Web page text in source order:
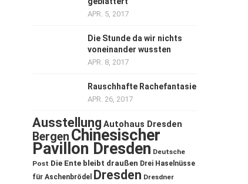
APR. 5, 2017
Die Stunde da wir nichts
voneinander wussten
APR. 8, 2017
Rauschhafte Rachefantasie
APR. 26, 2017
Ausstellung Autohaus Dresden
Bergen Chinesischer
Pavillon Dresden Deutsche
Post Die Ente bleibt draußen Drei Haselnüsse
für Aschenbrödel
Dresden Dresdner